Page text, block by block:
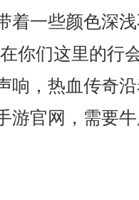
着一些颜色深
你们这里的行
响，热血传奇
游官网，需要